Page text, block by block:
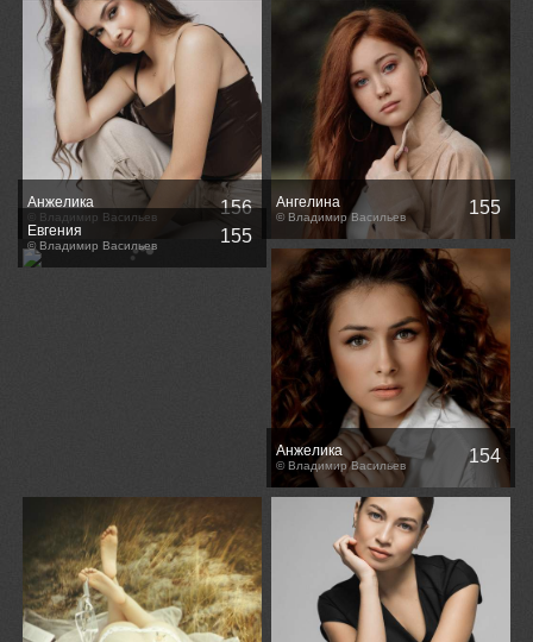
Анжелика
© Владимир Васильев 156 Ангелина
© Владимир Васильев 155
Евгения
© Владимир Васильев 155
Анжелика
© Владимир Васильев 154